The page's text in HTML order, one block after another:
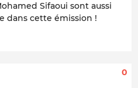
Sifaoui sont aussi
dans cette émission !
0